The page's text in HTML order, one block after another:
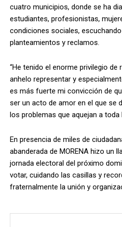
cuatro municipios, donde se ha
estudiantes, profesionistas,
condiciones sociales,
planteamientos y reclamos.
“He tenido el enorme privilegio
anhelo representar y
es más fuerte mi convicción de
ser un acto de amor en el que se
los problemas que aquejan a toda
En presencia de miles de
abanderada de MORENA hizo un
jornada electoral del próximo
votar, cuidando las casillas y
fraternalmente la unión y